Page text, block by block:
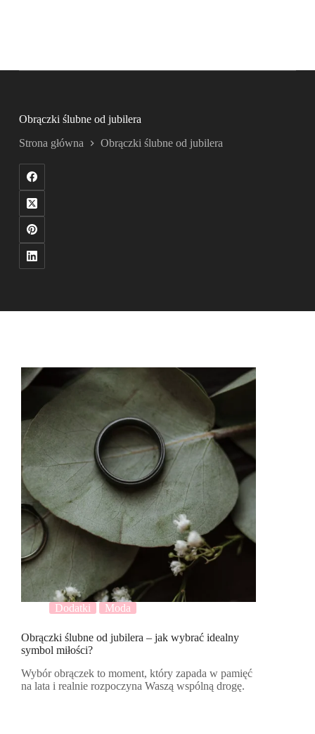
Obrączki ślubne od jubilera
Strona główna Obrączki ślubne od jubilera
Dodatki Moda
Obrączki ślubne od jubilera – jak wybrać idealny
symbol miłości?
Wybór obrączek to moment, który zapada w pamięć
na lata i realnie rozpoczyna Waszą wspólną drogę.